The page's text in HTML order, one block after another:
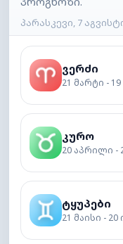
პარასკევი, 7
ვერძი
21 მარტი -
კურო
20 აპრილი -
ტყუპები
21 მაისი - 20